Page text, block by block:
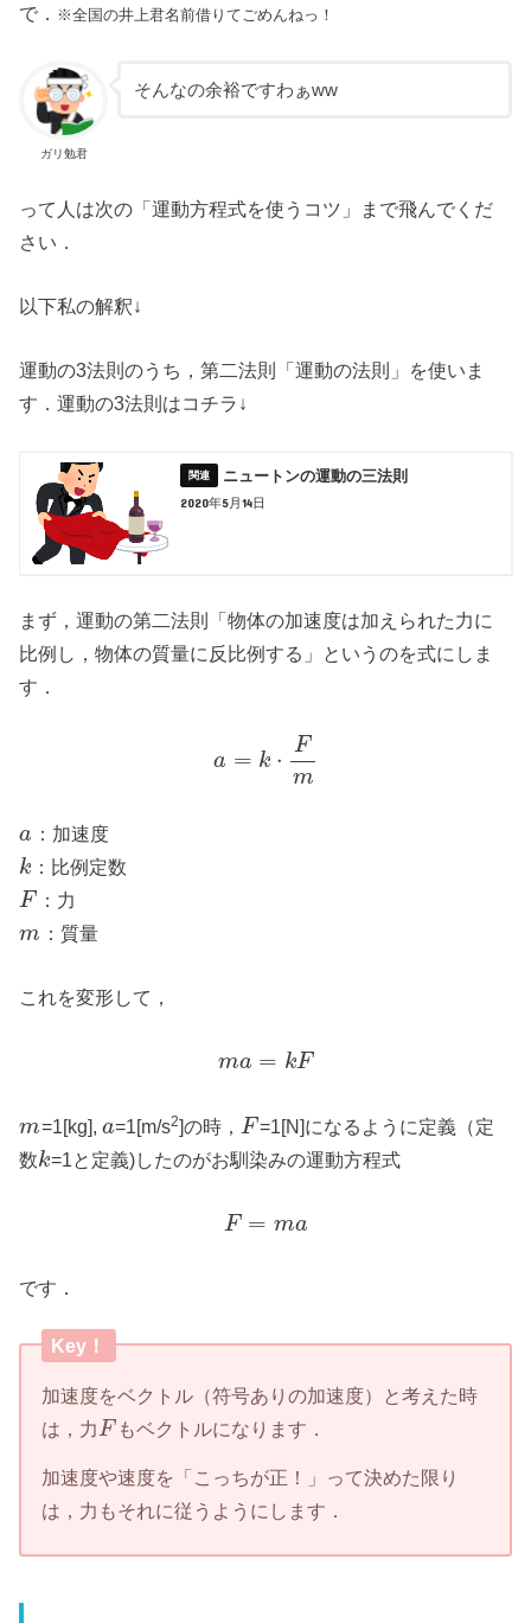
で． ※全国の井上君名前借りてごめんねっ！
ガリ勉君
そんなの余裕ですわぁww
って人は次の「運動方程式を使うコツ」まで飛んでくだ
さい．
以下私の解釈↓
運動の3法則のうち，第二法則「運動の法則」を使いま
す．運動の3法則はコチラ↓
ニュートンの運動の三法則
2020年5月14日
まず，運動の第二法則「物体の加速度は加えられた力に
比例し，物体の質量に反比例する」というのを式にしま
す．
a = k ⋅
F
m
a ：加速度
k ：比例定数
F ：力
m ：質量
これを変形して，
ma = kF
m=1[kg], a=1[m/s2]の時， F=1[N]になるように定義（定
数k=1と定義)したのがお馴染みの運動方程式
F = ma
です．
Key！
加速度をベクトル（符号ありの加速度）と考えた時
は，力F もベクトルになります．
加速度や速度を「こっちが正！」って決めた限り
は，力もそれに従うようにします．